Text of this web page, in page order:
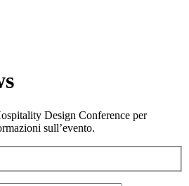
Design Conference per
sull’evento.